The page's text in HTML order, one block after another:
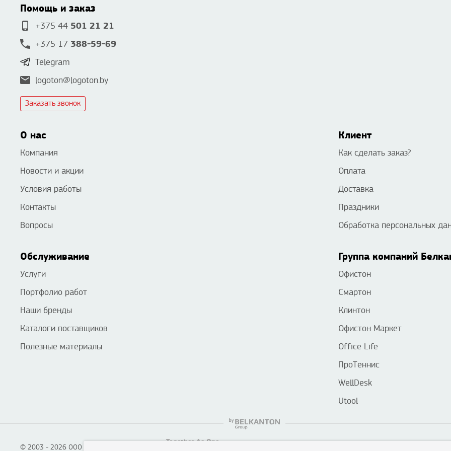
Помощь и заказ
+375 44 501 21 21
+375 17 388-59-69
Telegram
logoton@logoton.by
Заказать звонок
О нас
Компания
Новости и акции
Условия работы
Контакты
Вопросы
Клиент
Как сделать заказ?
Оплата
Доставка
Праздники
Обработка персональных
Обслуживание
Услуги
Портфолио работ
Наши бренды
Каталоги поставщиков
Полезные материалы
Группа компаний
Офистон
Смартон
Клинтон
Офистон Маркет
Office Life
ПроТеннис
WellDesk
Utool
© 2003 - 2026 ООО «Смартон», Логотон™
Together As One